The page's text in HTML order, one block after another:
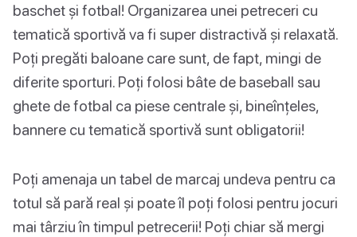
baschet și fotbal! Organizarea unei petreceri cu
tematică sportivă va fi super distractivă și relaxată.
Poți pregăti baloane care sunt, de fapt, mingi de
diferite sporturi. Poți folosi bâte de baseball sau
ghete de fotbal ca piese centrale și, bineînțeles,
bannere cu tematică sportivă sunt obligatorii!
Poți amenaja un tabel de marcaj undeva pentru ca
totul să pară real și poate îl poți folosi pentru jocuri
mai târziu în timpul petrecerii! Poți chiar să mergi